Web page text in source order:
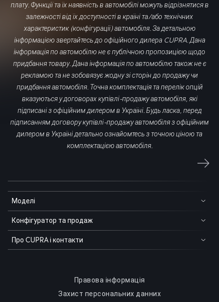
плату. Функції та їх наявність в автомобілі можуть відрізнятися в
залежності від їх доступності в країні та/або технічних
характеристик (конфігурації) автомобіля. За детальною
інформацією звертайтесь до офіційного дилера CUPRA. Дана
інформація по автомобілю не є публічною пропозицією щодо
придбання товару. Дана інформація по автомобілю також не є
рекламою та не зобовязує жодну зі сторін до продажу чи
придбання автомобіля. Точна комплектація та перелік опцій
вказуються у договорах купівлі-продажу автомобіля, які
підписані з офіційним дилером в Україні. Будь ласка, перед
підписанням договору купівлі-продажу автомобіля з офіційним
дилером в Україні детально ознайомтесь з точною ціною та
комплектацією автомобіля.
Моделі
Конфігуратор та продаж
Про CUPRA і контакти
Правова інформація
Захист персональних данних